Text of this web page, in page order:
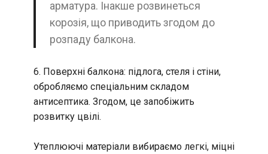
арматура. Інакше розвинеться
корозія, що приводить згодом до
розпаду балкона.
6. Поверхні балкона: підлога, стеля і стіни,
обробляємо спеціальним складом
антисептика. Згодом, це запобіжить
розвитку цвілі.
Утеплюючі матеріали вибираємо легкі, міцні